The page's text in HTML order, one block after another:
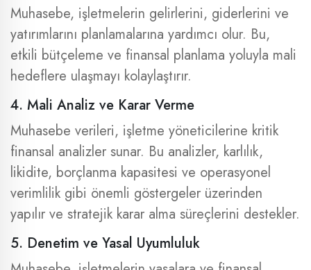
Muhasebe, işletmelerin gelirlerini, giderlerini ve
yatırımlarını planlamalarına yardımcı olur. Bu,
etkili bütçeleme ve finansal planlama yoluyla mali
hedeflere ulaşmayı kolaylaştırır.
4. Mali Analiz ve Karar Verme
Muhasebe verileri, işletme yöneticilerine kritik
finansal analizler sunar. Bu analizler, karlılık,
likidite, borçlanma kapasitesi ve operasyonel
verimlilik gibi önemli göstergeler üzerinden
yapılır ve stratejik karar alma süreçlerini destekler.
5. Denetim ve Yasal Uyumluluk